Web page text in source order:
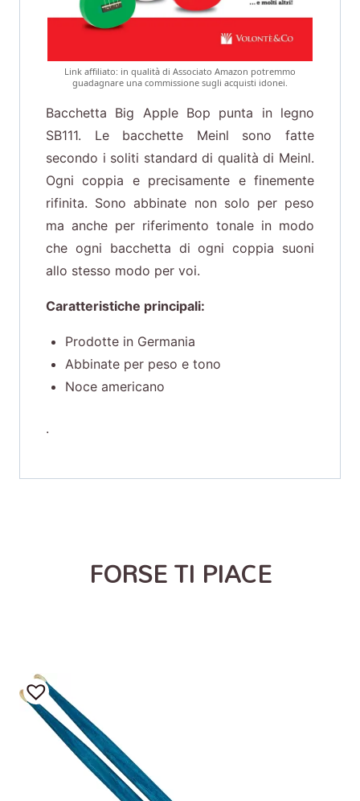
Link affiliato: in qualità di Associato Amazon potremmo
guadagnare una commissione sugli acquisti idonei.
Bacchetta Big Apple Bop punta in legno
SB111. Le bacchette Meinl sono fatte
secondo i soliti standard di qualità di Meinl.
Ogni coppia e precisamente e finemente
rifinita. Sono abbinate non solo per peso
ma anche per riferimento tonale in modo
che ogni bacchetta di ogni coppia suoni
allo stesso modo per voi.
Caratteristiche principali:
Prodotte in Germania
Abbinate per peso e tono
Noce americano
.
FORSE TI PIACE